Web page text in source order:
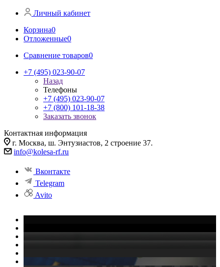
Личный кабинет
Корзина0
Отложенные0
Сравнение товаров0
+7 (495) 023-90-07
Назад
Телефоны
+7 (495) 023-90-07
+7 (800) 101-18-38
Заказать звонок
Контактная информация
г. Москва, ш. Энтузиастов, 2 строение 37.
info@kolesa-rf.ru
Вконтакте
Telegram
Avito